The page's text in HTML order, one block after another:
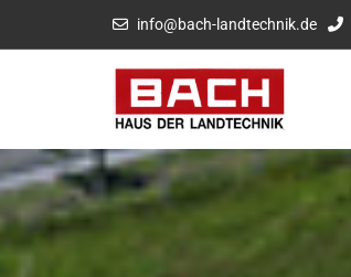
info@bach-landtechnik.de